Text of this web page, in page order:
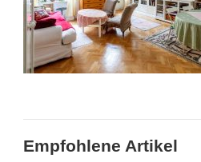
Empfohlene Artikel